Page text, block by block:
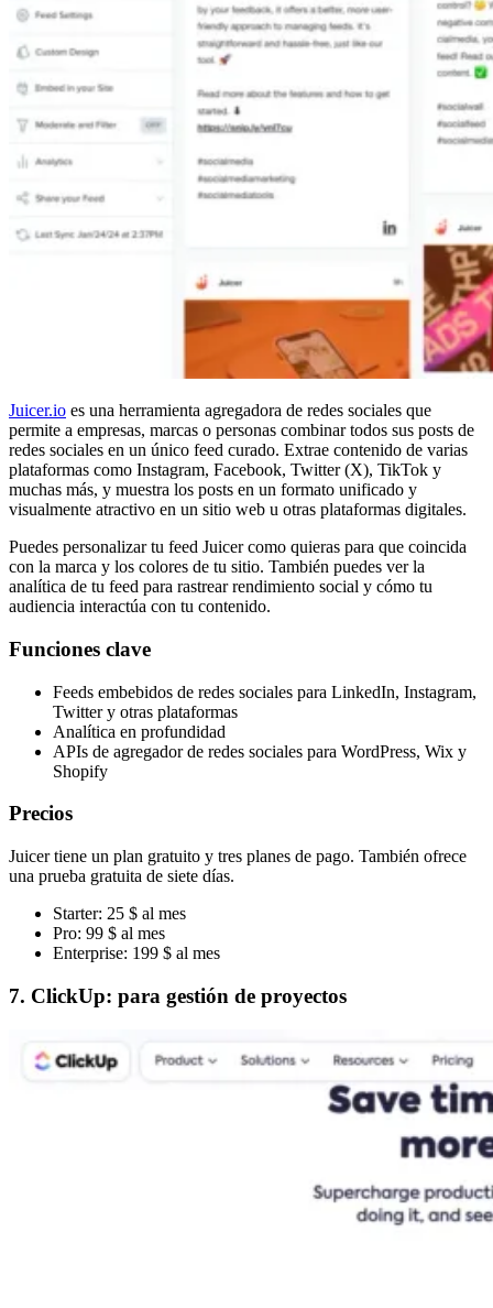
Juicer.io es una herramienta agregadora de redes sociales que
permite a empresas, marcas o personas combinar todos sus posts de
redes sociales en un único feed curado. Extrae contenido de varias
plataformas como Instagram, Facebook, Twitter (X), TikTok y
muchas más, y muestra los posts en un formato unificado y
visualmente atractivo en un sitio web u otras plataformas digitales.
Puedes personalizar tu feed Juicer como quieras para que coincida
con la marca y los colores de tu sitio. También puedes ver la
analítica de tu feed para rastrear rendimiento social y cómo tu
audiencia interactúa con tu contenido.
Funciones clave
Feeds embebidos de redes sociales para LinkedIn, Instagram,
Twitter y otras plataformas
Analítica en profundidad
APIs de agregador de redes sociales para WordPress, Wix y
Shopify
Precios
Juicer tiene un plan gratuito y tres planes de pago. También ofrece
una prueba gratuita de siete días.
Starter: 25 $ al mes
Pro: 99 $ al mes
Enterprise: 199 $ al mes
7. ClickUp: para gestión de proyectos